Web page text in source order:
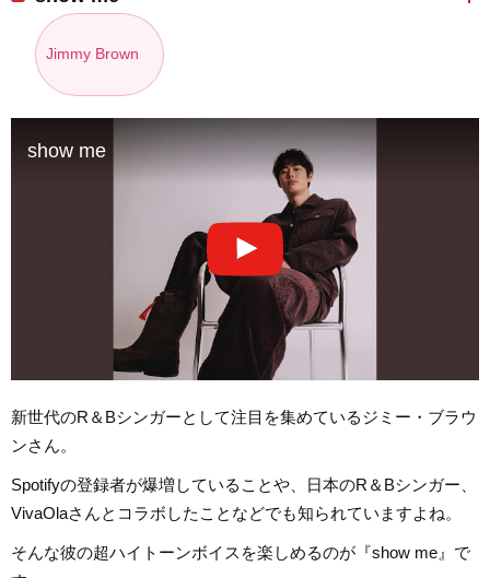
Jimmy Brown
show me
新世代のR＆Bシンガーとして注目を集めているジミー・ブラウ
ンさん。
Spotifyの登録者が爆増していることや、日本のR＆Bシンガー、
VivaOlaさんとコラボしたことなどでも知られていますよね。
そんな彼の超ハイトーンボイスを楽しめるのが『show me』で